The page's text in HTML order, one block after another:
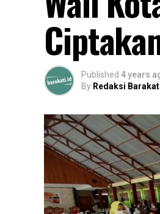
Published 4 years
By Redaksi